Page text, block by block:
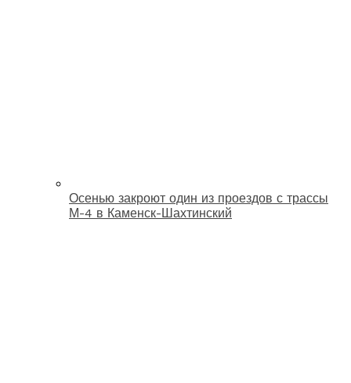
Осенью закроют один из проездов с трассы
М-4 в Каменск-Шахтинский